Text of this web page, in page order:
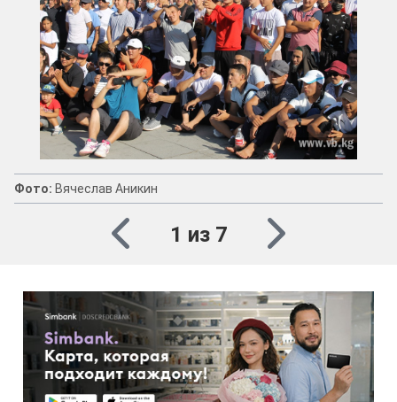
Фото: Вячеслав Аникин
1 из 7